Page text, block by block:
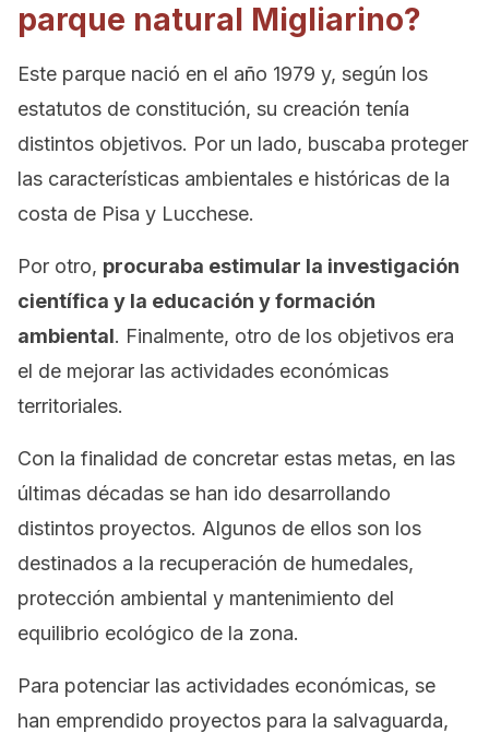
parque natural Migliarino?
Este parque nació en el año 1979 y, según los
estatutos de constitución, su creación tenía
distintos objetivos. Por un lado, buscaba proteger
las características ambientales e históricas de la
costa de Pisa y Lucchese.
Por otro, procuraba estimular la investigación
científica y la educación y formación
ambiental. Finalmente, otro de los objetivos era
el de mejorar las actividades económicas
territoriales.
Con la finalidad de concretar estas metas, en las
últimas décadas se han ido desarrollando
distintos proyectos. Algunos de ellos son los
destinados a la recuperación de humedales,
protección ambiental y mantenimiento del
equilibrio ecológico de la zona.
Para potenciar las actividades económicas, se
han emprendido proyectos para la salvaguarda,